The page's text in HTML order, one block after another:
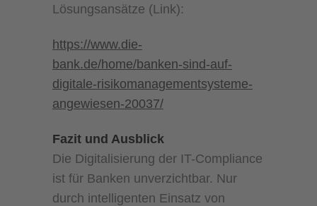
Lösungsansätze (Link):
https://www.die-
bank.de/home/banken-sind-auf-
digitale-risikomanagementsysteme-
angewiesen-20037/
Fazit und Ausblick
Die Digitalisierung der IT-Compliance
ist für Banken unverzichtbar. Nur
durch intelligenten Einsatz von